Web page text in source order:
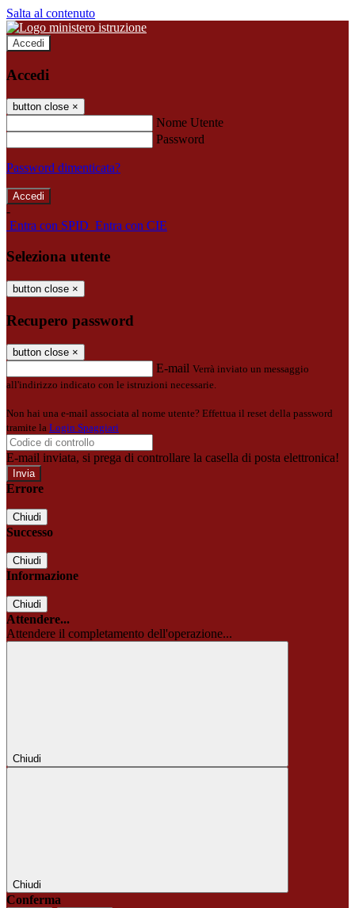
Salta al contenuto
Accedi
Accedi
button close ×
Nome Utente
Password
Password dimenticata?
-
Entra con SPID Entra con CIE
Seleziona utente
button close ×
Recupero password
button close ×
E-mail Verrà inviato un messaggio
all'indirizzo indicato con le istruzioni necessarie.
Non hai una e-mail associata al nome utente? Effettua il reset della password
tramite la Login Spaggiari
E-mail inviata, si prega di controllare la casella di posta elettronica!
Errore
Chiudi
Successo
Chiudi
Informazione
Chiudi
Attendere...
Attendere il completamento dell'operazione...
Chiudi
Chiudi
Conferma